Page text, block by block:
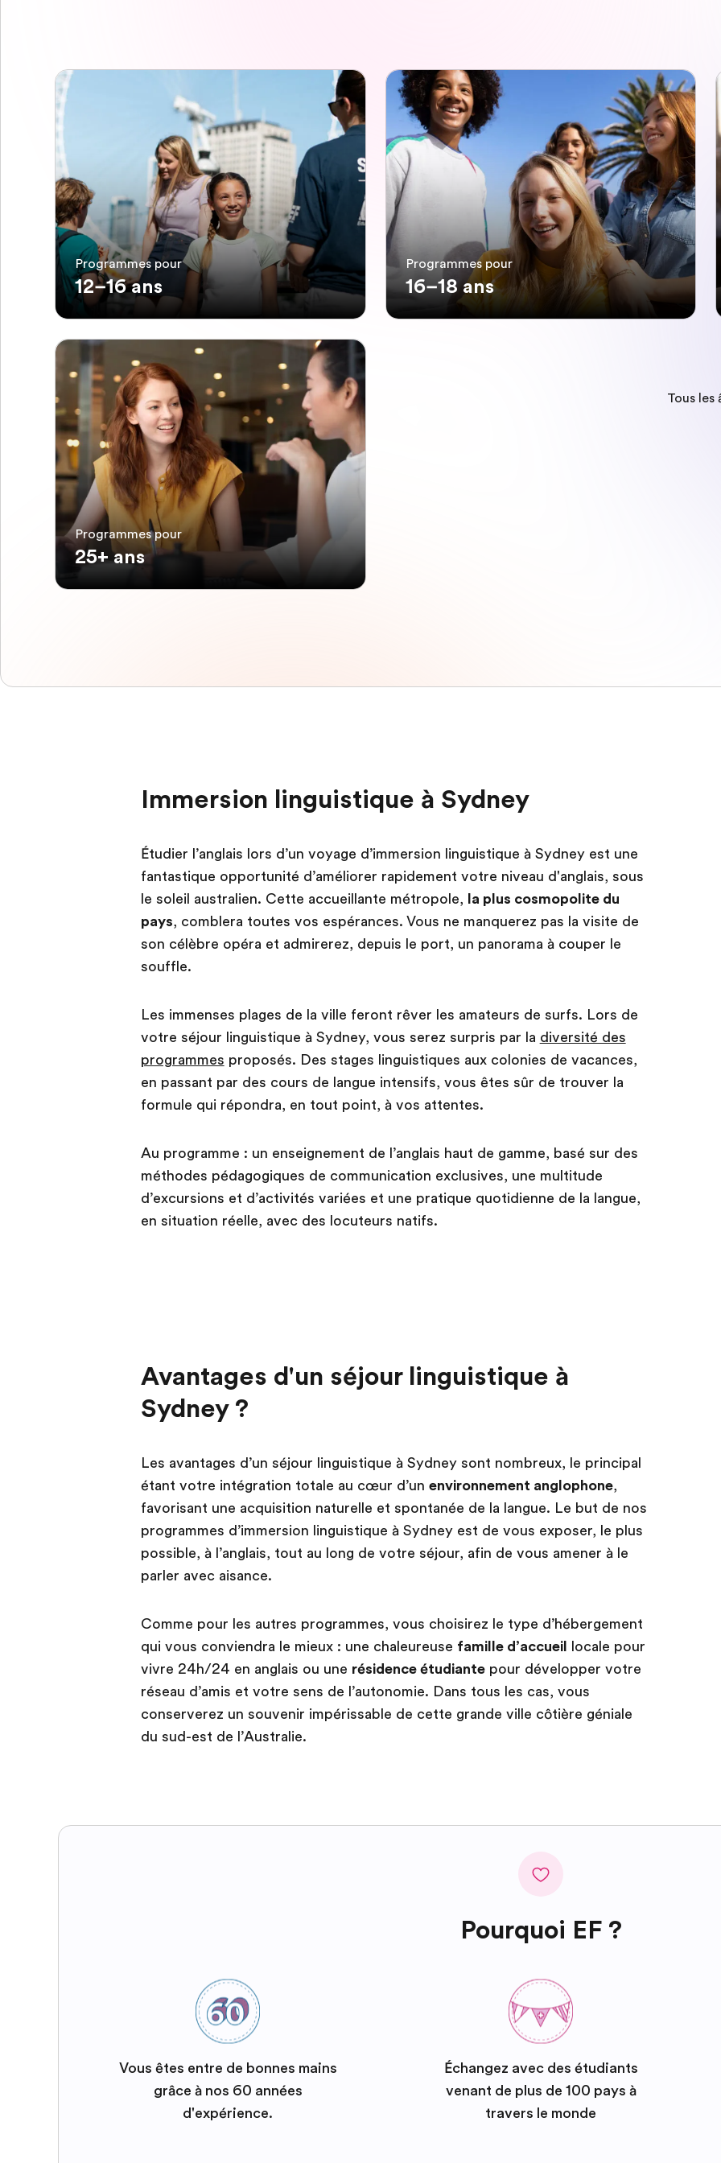
Programmes pour
12–16 ans
Programmes pour
16–18 ans
Programmes pour
25+ ans
Tous les
Immersion linguistique à Sydney
Étudier l’anglais lors d’un voyage d’immersion linguistique à Sydney est une
fantastique opportunité d’améliorer rapidement votre niveau d'anglais, sous
le soleil australien. Cette accueillante métropole, la plus cosmopolite du
pays, comblera toutes vos espérances. Vous ne manquerez pas la visite de
son célèbre opéra et admirerez, depuis le port, un panorama à couper le
souffle.
Les immenses plages de la ville feront rêver les amateurs de surfs. Lors de
votre séjour linguistique à Sydney, vous serez surpris par la diversité des
programmes proposés. Des stages linguistiques aux colonies de vacances,
en passant par des cours de langue intensifs, vous êtes sûr de trouver la
formule qui répondra, en tout point, à vos attentes.
Au programme : un enseignement de l’anglais haut de gamme, basé sur des
méthodes pédagogiques de communication exclusives, une multitude
d’excursions et d’activités variées et une pratique quotidienne de la langue,
en situation réelle, avec des locuteurs natifs.
Avantages d'un séjour linguistique à
Sydney ?
Les avantages d’un séjour linguistique à Sydney sont nombreux, le principal
étant votre intégration totale au cœur d’un environnement anglophone,
favorisant une acquisition naturelle et spontanée de la langue. Le but de nos
programmes d’immersion linguistique à Sydney est de vous exposer, le plus
possible, à l’anglais, tout au long de votre séjour, afin de vous amener à le
parler avec aisance.
Comme pour les autres programmes, vous choisirez le type d’hébergement
qui vous conviendra le mieux : une chaleureuse famille d’accueil locale pour
vivre 24h/24 en anglais ou une résidence étudiantepour développer votre
réseau d’amis et votre sens de l’autonomie. Dans tous les cas, vous
conserverez un souvenir impérissable de cette grande ville côtière géniale
du sud-est de l’Australie.
Pourquoi EF ?
Vous êtes entre de bonnes mains
grâce à nos 60 années
d'expérience.
Échangez avec des étudiants
venant de plus de 100 pays à
travers le monde